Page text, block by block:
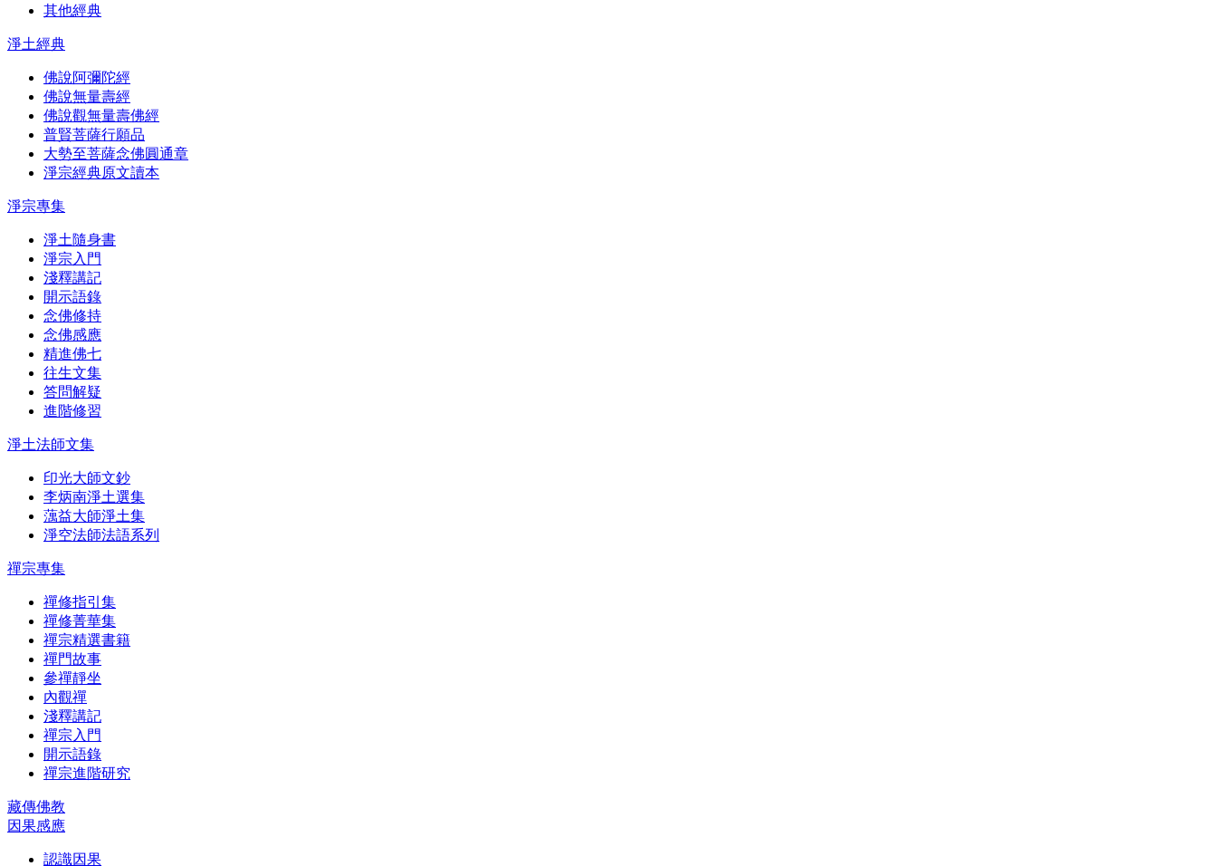
其他經典
淨土經典
佛說阿彌陀經
佛說無量壽經
佛說觀無量壽佛經
普賢菩薩行願品
大勢至菩薩念佛圓通章
淨宗經典原文讀本
淨宗專集
淨土隨身書
淨宗入門
淺釋講記
開示語錄
念佛修持
念佛感應
精進佛七
往生文集
答問解疑
進階修習
淨土法師文集
印光大師文鈔
李炳南淨土選集
蕅益大師淨土集
淨空法師法語系列
禪宗專集
禪修指引集
禪修菁華集
禪宗精選書籍
禪門故事
參禪靜坐
內觀禪
淺釋講記
禪宗入門
開示語錄
禪宗進階研究
藏傳佛教
因果感應
認識因果